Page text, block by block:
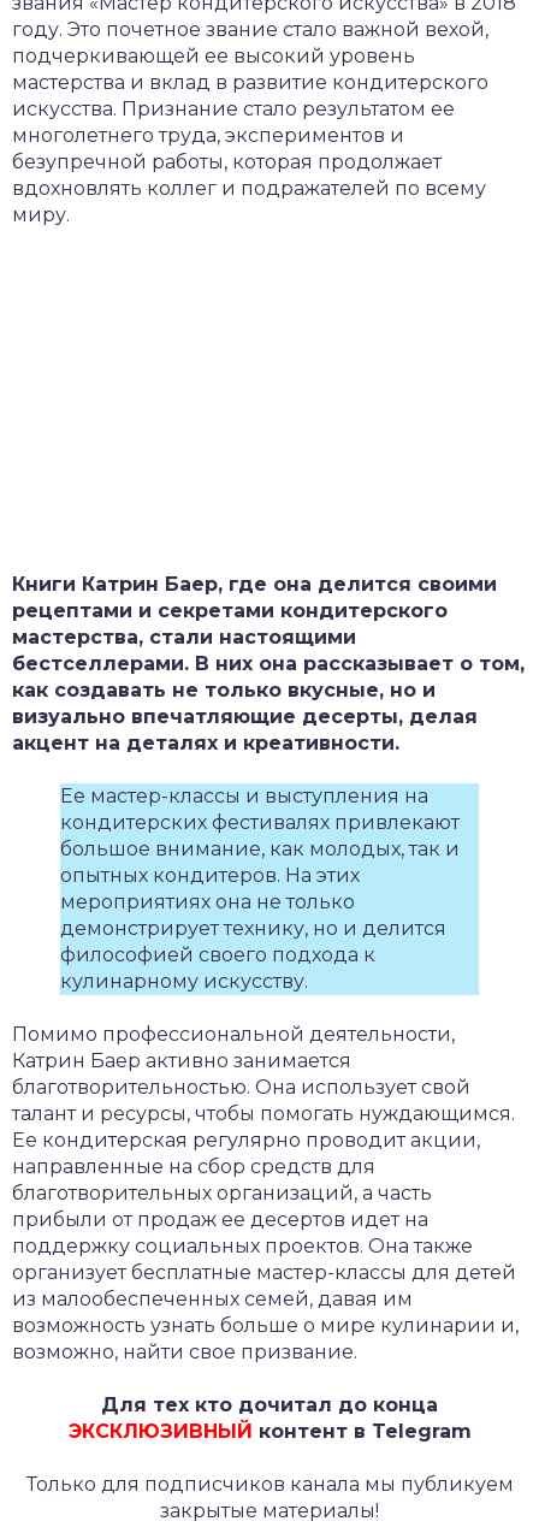
году. Это почетное звание стало важной вехой,
подчеркивающей ее высокий уровень
мастерства и вклад в развитие кондитерского
искусства. Признание стало результатом ее
многолетнего труда, экспериментов и
безупречной работы, которая продолжает
вдохновлять коллег и подражателей по всему
миру.
Книги Катрин Баер, где она делится своими
рецептами и секретами кондитерского
мастерства, стали настоящими
бестселлерами. В них она рассказывает о том,
как создавать не только вкусные, но и
визуально впечатляющие десерты, делая
акцент на деталях и креативности.
Ее мастер-классы и выступления на
кондитерских фестивалях привлекают
большое внимание, как молодых, так и
опытных кондитеров. На этих
мероприятиях она не только
демонстрирует технику, но и делится
философией своего подхода к
кулинарному искусству.
Помимо профессиональной деятельности,
Катрин Баер активно занимается
благотворительностью. Она использует свой
талант и ресурсы, чтобы помогать нуждающимся.
Ее кондитерская регулярно проводит акции,
направленные на сбор средств для
благотворительных организаций, а часть
прибыли от продаж ее десертов идет на
поддержку социальных проектов. Она также
организует бесплатные мастер-классы для детей
из малообеспеченных семей, давая им
возможность узнать больше о мире кулинарии и,
возможно, найти свое призвание.
Для тех кто дочитал до конца
ЭКСКЛЮЗИВНЫЙ контент в Telegram
Только для подписчиков канала мы публикуем
закрытые материалы!